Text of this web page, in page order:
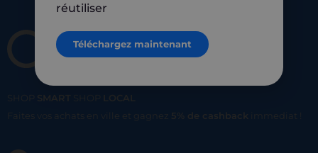
SHOP SMART SHOP
LOCAL
Faites vos achats en ville et gagnez 5% de cashback immediat !
réutiliser
Téléchargez maintenant